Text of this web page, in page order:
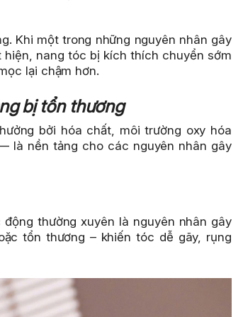
Khi một trong những nguyên nhân gây
nang tóc bị kích thích chuyển sớm
lại chậm hơn.
bị tổn thương
bởi hóa chất, môi trường oxy hóa
là nền tảng cho các nguyên nhân gây
thường xuyên là nguyên nhân gây
tổn thương – khiến tóc dễ gãy, rụng